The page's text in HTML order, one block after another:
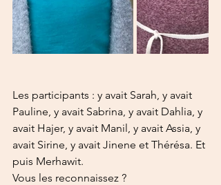
Les participants : y avait Sarah, y avait
Pauline, y avait Sabrina, y avait Dahlia, y
avait Hajer, y avait Manil, y avait Assia, y
avait Sirine, y avait Jinene et Thérésa. Et
puis Merhawit.
Vous les reconnaissez ?